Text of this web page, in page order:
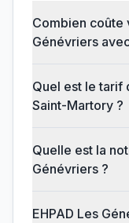
Combien coûte
Génévriers
Quel est le tarif de EHPAD
Saint-Martory ?
Quelle est la note
Génévriers ?
EHPAD Les Génévriers accepte-t-il les